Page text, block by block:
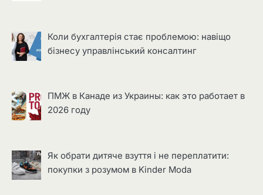
Коли бухгалтерія стає проблемою: навіщо
бізнесу управлінський консалтинг
ПМЖ в Канаде из Украины: как это работает в
2026 году
Як обрати дитяче взуття і не переплатити:
покупки з розумом в Kinder Moda